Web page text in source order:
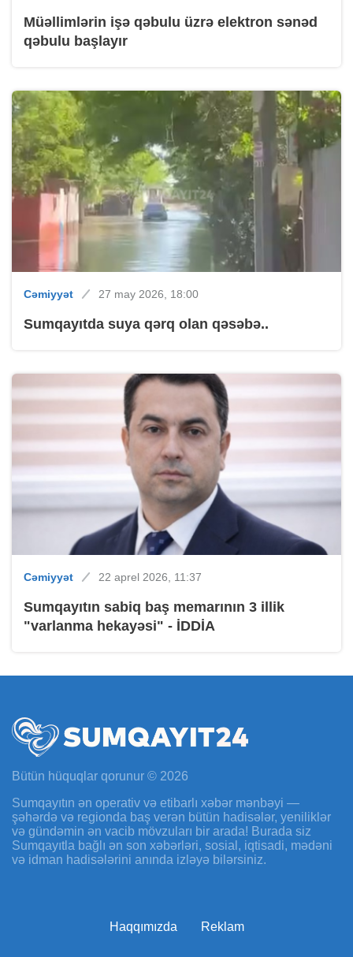
Müəllimlərin işə qəbulu üzrə elektron sənəd
qəbulu başlayır
Cəmiyyət 27 may 2026, 18:00
Sumqayıtda suya qərq olan qəsəbə..
Cəmiyyət 22 aprel 2026, 11:37
Sumqayıtın sabiq baş memarının 3 illik
"varlanma hekayəsi" - İDDİA
Bütün hüquqlar qorunur © 2026
Sumqayıtın ən operativ və etibarlı xəbər mənbəyi —
şəhərdə və regionda baş verən bütün hadisələr, yeniliklər
və gündəmin ən vacib mövzuları bir arada! Burada siz
Sumqayıtla bağlı ən son xəbərləri, sosial, iqtisadi, mədəni
və idman hadisələrini anında izləyə bilərsiniz.
Haqqımızda Reklam